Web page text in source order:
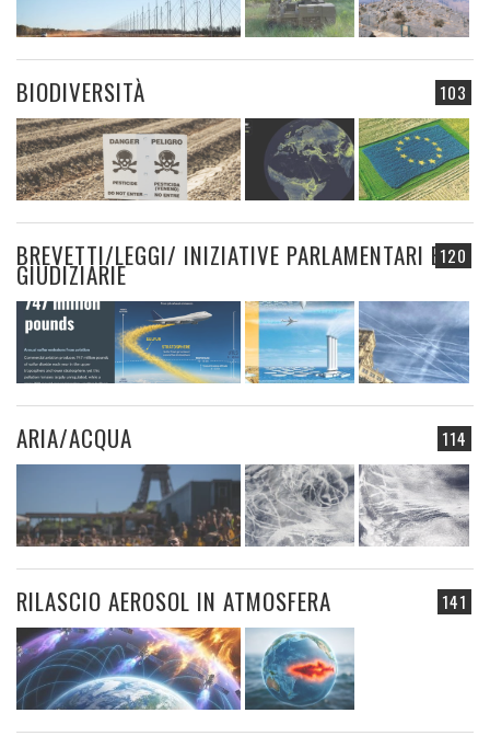
103
BIODIVERSITÀ
120
BREVETTI/LEGGI/ INIZIATIVE PARLAMENTARI E
GIUDIZIARIE
114
ARIA/ACQUA
141
RILASCIO AEROSOL IN ATMOSFERA